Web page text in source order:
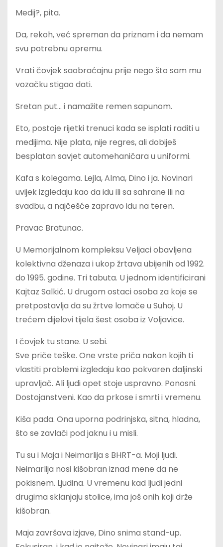
Medij?, pita.
Da, rekoh, već spreman da priznam i da nemam
svu potrebnu opremu.
Vrati čovjek saobraćajnu prije nego što sam mu
vozačku stigao dati.
Sretan put… i namažite remen sapunom.
Eto, postoje rijetki trenuci kada se isplati raditi u
medijima. Nije plata, nije regres, ali dobiješ
besplatan savjet automehaničara u uniformi.
Kafa s kolegama. Lejla, Alma, Dino i ja. Novinari
uvijek izgledaju kao da idu ili sa sahrane ili na
svadbu, a najčešće zapravo idu na teren.
Pravac Bratunac.
U Memorijalnom kompleksu Veljaci obavljena
kolektivna dženaza i ukop žrtava ubijenih od 1992.
do 1995. godine. Tri tabuta. U jednom identificirani
Kajtaz Salkić. U drugom ostaci osoba za koje se
pretpostavlja da su žrtve lomače u Suhoj. U
trećem dijelovi tijela šest osoba iz Voljavice.
I čovjek tu stane. U sebi.
Sve priče teške. One vrste priča nakon kojih ti
vlastiti problemi izgledaju kao pokvaren daljinski
upravljač. Ali ljudi opet stoje uspravno. Ponosni.
Dostojanstveni. Kao da prkose i smrti i vremenu.
Kiša pada. Ona uporna podrinjska, sitna, hladna,
što se zavlači pod jaknu i u misli.
Tu su i Maja i Neimarlija s BHRT-a. Moji ljudi.
Neimarlija nosi kišobran iznad mene da ne
pokisnem. Ljudina. U vremenu kad ljudi jedni
drugima sklanjaju stolice, ima još onih koji drže
kišobran.
Maja završava izjave, Dino snima stand-up.